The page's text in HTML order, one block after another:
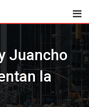
Juancho
la